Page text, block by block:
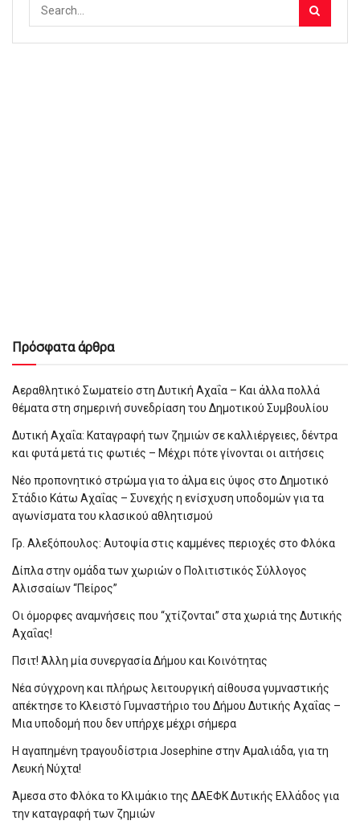
Πρόσφατα άρθρα
Αεραθλητικό Σωματείο στη Δυτική Αχαΐα – Και άλλα πολλά
θέματα στη σημερινή συνεδρίαση του Δημοτικού Συμβουλίου
Δυτική Αχαΐα: Καταγραφή των ζημιών σε καλλιέργειες, δέντρα
και φυτά μετά τις φωτιές – Μέχρι πότε γίνονται οι αιτήσεις
Νέο προπονητικό στρώμα για το άλμα εις ύψος στο Δημοτικό
Στάδιο Κάτω Αχαΐας – Συνεχής η ενίσχυση υποδομών για τα
αγωνίσματα του κλασικού αθλητισμού
Γρ. Αλεξόπουλος: Αυτοψία στις καμμένες περιοχές στο Φλόκα
Δίπλα στην ομάδα των χωριών ο Πολιτιστικός Σύλλογος
Αλισσαίων “Πείρος”
Οι όμορφες αναμνήσεις που “χτίζονται” στα χωριά της Δυτικής
Αχαΐας!
Πσιτ! Άλλη μία συνεργασία Δήμου και Κοινότητας
Νέα σύγχρονη και πλήρως λειτουργική αίθουσα γυμναστικής
απέκτησε το Κλειστό Γυμναστήριο του Δήμου Δυτικής Αχαΐας –
Μια υποδομή που δεν υπήρχε μέχρι σήμερα
Η αγαπημένη τραγουδίστρια Josephine στην Αμαλιάδα, για τη
Λευκή Νύχτα!
Άμεσα στο Φλόκα το Κλιμάκιο της ΔΑΕΦΚ Δυτικής Ελλάδος για
την καταγραφή των ζημιών